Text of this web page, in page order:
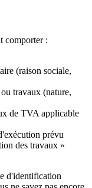
comporter :
(raison sociale,
travaux (nature,
de TVA applicable
prévu
des travaux »
d'identification